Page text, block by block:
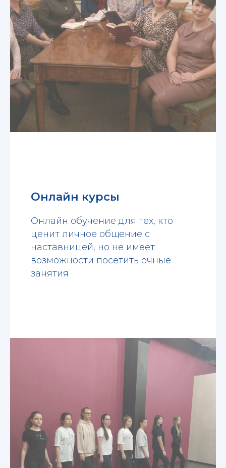
Онлайн курсы
Онлайн обучение для тех, кто
ценит личное общение с
наставницей, но не имеет
возможности посетить очные
занятия